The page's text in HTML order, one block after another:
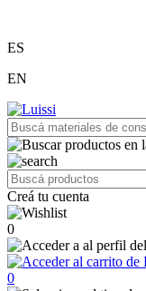
ES
EN
Creá tu cuenta
0
0